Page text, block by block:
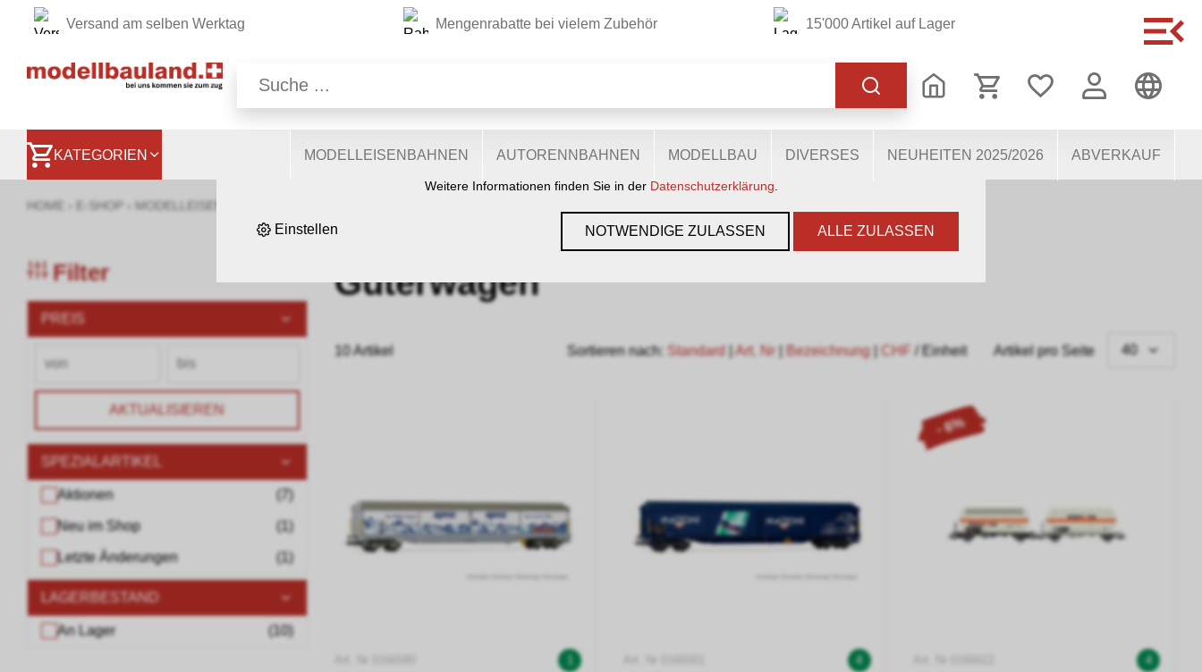
Versand am selben Werktag Mengenrabatte bei vielem Zubehör 15'000 Artikel auf Lager
KATEGORIEN MODELLEISENBAHNEN AUTORENNBAHNEN MODELLBAU DIVERSES NEUHEITEN 2025/2026 ABVERKAUF
HOME E-SHOP MODELLEISENBAHNEN
Filter
PREIS
AKTUALISIEREN
SPEZIALARTIKEL
Aktionen ( 7)
Neu im Shop ( )
Letzte Änderungen ( )
LAGERBESTAND
An Lager ( 10 )
Güterwagen
Artikel pro Seite 40
Sortieren nach: Standard |Art. Nr Bezeichnung| CHF / Einheit
10 Artikel
1 4
- 6%
4
Wir nutzen auf unserer Website verschiedene Cookies: Einige sind notwendig für den korrekten Betrieb der
Website, andere ermöglichen Ihnen mehr Funktionalitäten, und noch andere helfen uns dabei, die Nutzenden
zugestimmt, nutzen anonymisierte, personenbezogene Daten.
Weitere Informationen finden Sie in der Datenschutzerklärung
Einstellen NOTWENDIGE ZULASSEN ALLE ZULASSEN